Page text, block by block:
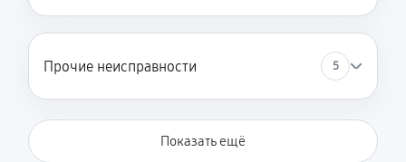
Прочие неисправности 5
Показать ещё